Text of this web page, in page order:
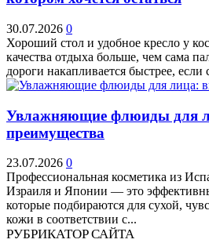
30.07.2026 0
Хороший стол и удобное кресло у
качества отдыха больше, чем сама
дороги накапливается быстрее, если
Увлажняющие флюиды для
преимущества
23.07.2026 0
Профессиональная косметика из
Израиля и Японии — это
которые подбираются для сухой,
кожи в соответствии с...
РУБРИКАТОР САЙТА